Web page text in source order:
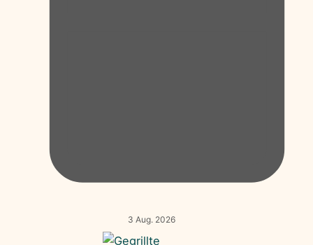
3 Aug. 2026